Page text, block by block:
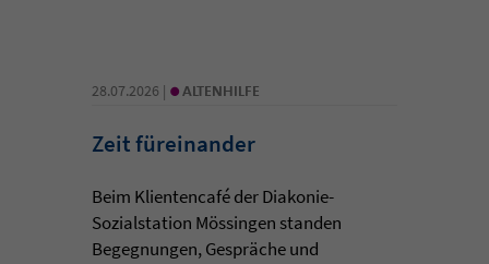
28.07.2026 | • ALTENHILFE
Zeit füreinander
Beim Klientencafé der Diakonie-
Sozialstation Mössingen standen
Begegnungen, Gespräche und